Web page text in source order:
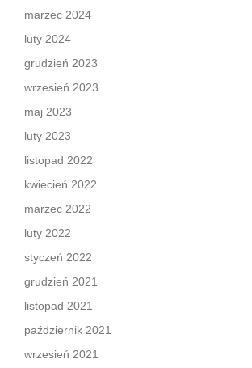
marzec 2024
luty 2024
grudzień 2023
wrzesień 2023
maj 2023
luty 2023
listopad 2022
kwiecień 2022
marzec 2022
luty 2022
styczeń 2022
grudzień 2021
listopad 2021
październik 2021
wrzesień 2021